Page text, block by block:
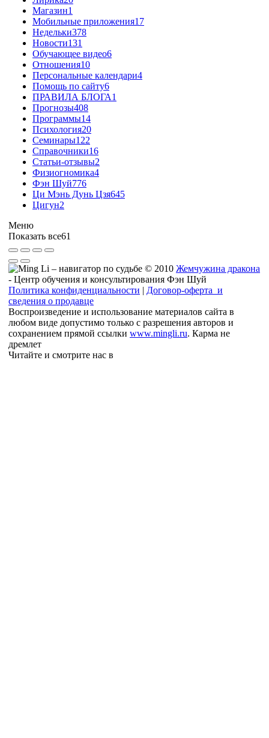
Магазин1
Мобильные приложения17
Недельки378
Новости131
Обучающее видео6
Отношения10
Персональные календари4
Помощь по сайту6
ПРАВИЛА БЛОГА1
Прогнозы408
Программы14
Психология20
Семинары122
Справочники16
Статьи-отзывы2
Физиогномика4
Фэн Шуй776
Ци Мэнь Дунь Цзя645
Цигун2
Меню
Показать все61
© 2010 Жемчужина дракона
- Центр обучения и консультирования Фэн Шуй
Политика конфиденциальности | Договор-оферта и
сведения о продавце
Воспроизведение и использование материалов сайта в
любом виде допустимо только с разрешения авторов и
сохранением прямой ссылки www.mingli.ru. Карма не
дремлет
Читайте и смотрите нас в